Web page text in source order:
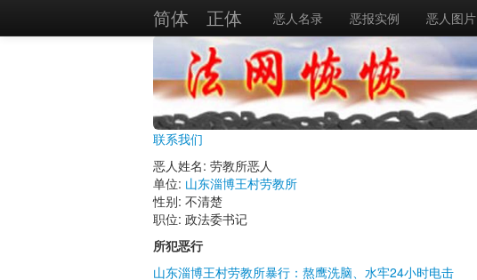
简体 正体 恶人名录 恶报实例 恶人图片
联系我们
恶人姓名: 劳教所恶人
单位: 山东淄博王村劳教所
性别: 不清楚
职位: 政法委书记
所犯恶行
山东淄博王村劳教所暴行：熬鹰洗脑、水牢24小时电击